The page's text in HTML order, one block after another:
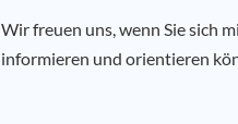
Wir freuen uns, wenn Sie sich
informieren und orientieren